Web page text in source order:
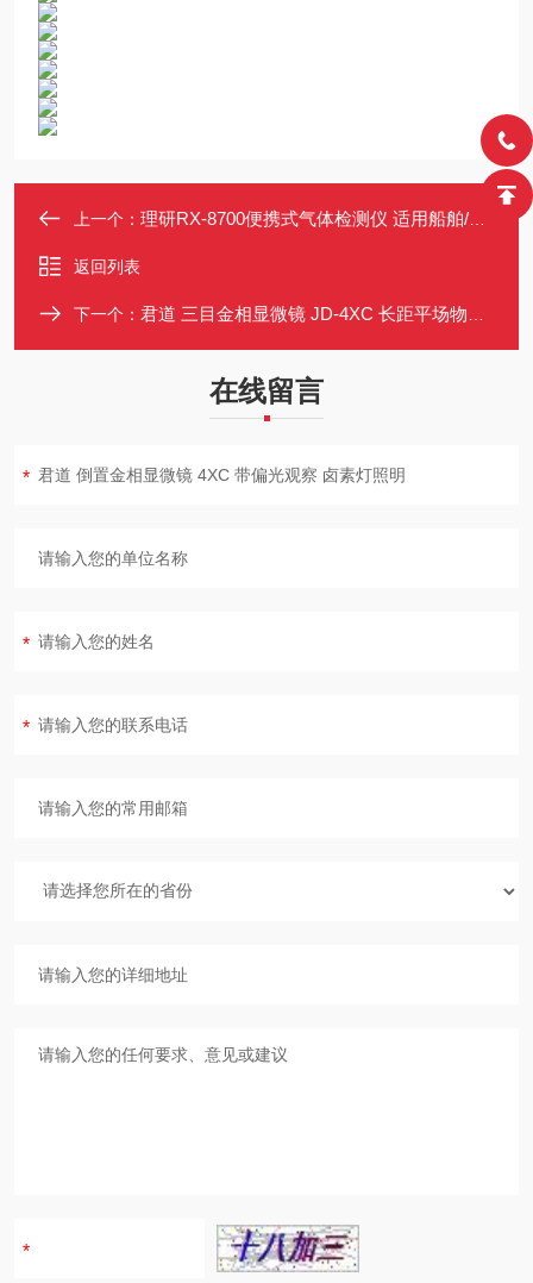
上一个： 理研RX-8700便携式气体检测仪 适用船舶/罐体/密闭空间
返回列表
下一个： 君道 三目金相显微镜 JD-4XC 长距平场物镜 微动调焦
在线留言